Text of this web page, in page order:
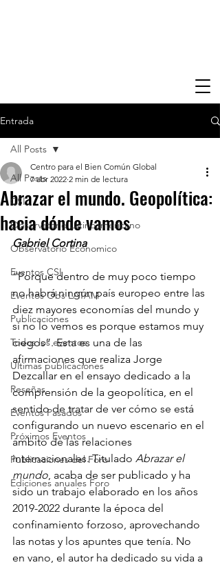
Entrada
All Posts
CSI
Observatorio Latinoamericano
Observatorio Economico
Eventos CSI
Eventos Obs LATAM
Publicaciones
Todos los eventos
Últimas publicaciones
Reseñas
Eventos Pasados
Próximos Eventos
Publicaciones del Foro
Ediciones anuales Foro
All Posts
Abrazar el mundo. Geopolítica:
hacia dónde vamos
Centro para el Bien Común Global
7 abr 2022 2 min de lectura
Gabriel Cortina
“Porque dentro de muy poco tiempo
no habrá ningún país europeo entre las
diez mayores economías del mundo y
si no lo vemos es porque estamos muy
ciegos”. Esta es una de las
afirmaciones que realiza Jorge
Dezcallar en el ensayo dedicado a la
comprensión de la geopolítica, en el
sentido de tratar de ver cómo se está
configurando un nuevo escenario en el
ámbito de las relaciones
internacionales. Titulado Abrazar el
mundo, acaba de ser publicado y ha
sido un trabajo elaborado en los años
2019-2022 durante la época del
confinamiento forzoso, aprovechando
las notas y los apuntes que tenía. No
en vano, el autor ha dedicado su vida a